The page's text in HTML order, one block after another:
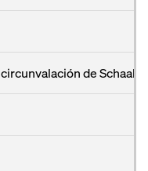
de Schaala